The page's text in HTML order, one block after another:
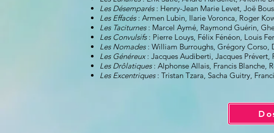
Les Désemparés: Henry-Jean Marie Levet, Joë
Les Effacés: Armen Lubin, Ilarie Voronca, Roger
Les Taciturnes : Marcel Aymé, Raymond Guérin,
Les Convulsifs : Pierre Louys, Félix Fénéon, Louis
Les Nomades : William Burroughs, Grégory Corso,
Les Généreux: Jacques Audiberti, Jacques Prévert,
Les Drôlatiques: Alphonse Allais, Francis Blanche,
Les Excentriques: Tristan Tzara, Sacha Guitry,